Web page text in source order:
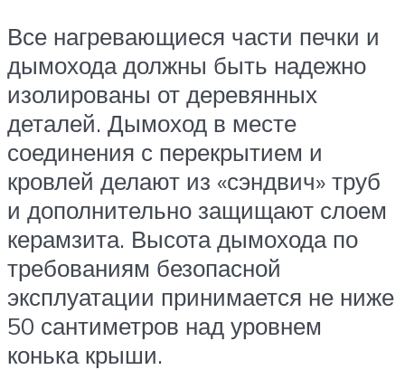
Все нагревающиеся части печки и
дымохода должны быть надежно
изолированы от деревянных
деталей. Дымоход в месте
соединения с перекрытием и
кровлей делают из «сэндвич» труб
и дополнительно защищают слоем
керамзита. Высота дымохода по
требованиям безопасной
эксплуатации принимается не ниже
50 сантиметров над уровнем
конька крыши.